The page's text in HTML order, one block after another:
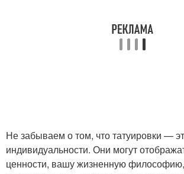
Не забываем о том, что татуировки —
индивидуальности. Они могут
ценности, вашу жизненную